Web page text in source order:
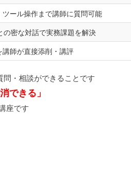
ール操作まで講師に質問可能
の密な対話で実務課題を解決
師が直接添削・講評
・相談ができることです
できる」
座です